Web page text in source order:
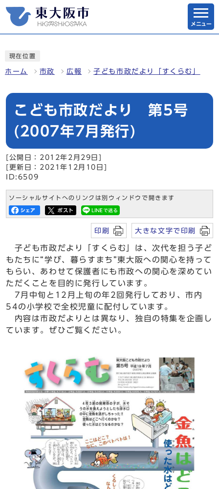
メニュー
現在位置
ホーム 市政 広報 子ども市政だより「すくらむ」
こども市政だより 第5号
(2007年7月発行)
[公開日：2012年2月29日]
[更新日：2021年12月10日]
ID:6509
ソーシャルサイトへのリンクは別ウィンドウで開きます
印刷 大きな文字で印刷
子ども市政だより「すくらむ」は、次代を担う子ど
もたちに“学び、暮らすまち”東大阪への関心を持って
もらい、あわせて保護者にも市政への関心を深めてい
ただくことを目的に発行しています。
7月中旬と12月上旬の年2回発行しており、市内
54の小学校で全校児童に配付しています。
内容は市政だよりとは異なり、独自の特集を企画し
ています。ぜひご覧ください。